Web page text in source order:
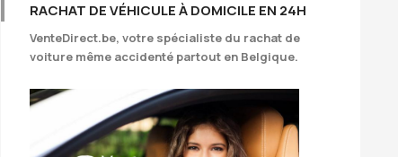
RACHAT DE VÉHICULE À DOMICILE EN 24H
VenteDirect.be, votre spécialiste du rachat de
voiture même accidenté partout en Belgique.